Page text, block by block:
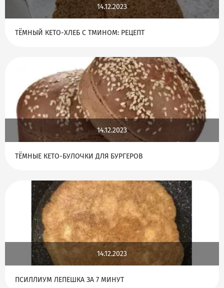
14.12.2023
ТЁМНЫЙ КЕТО-ХЛЕБ С ТМИНОМ: РЕЦЕПТ
14.12.2023
ТЁМНЫЕ КЕТО-БУЛОЧКИ ДЛЯ БУРГЕРОВ
14.12.2023
ПСИЛЛИУМ ЛЕПЕШКА ЗА 7 МИНУТ